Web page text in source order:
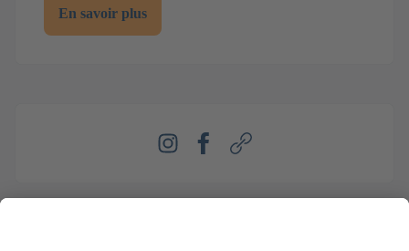
En savoir plus